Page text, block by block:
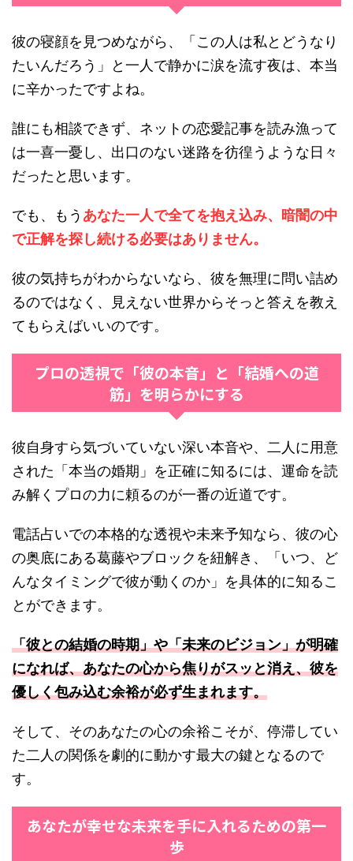
彼の寝顔を見つめながら、「この人は私とどうなり
たいんだろう」と一人で静かに涙を流す夜は、本当
に辛かったですよね。
誰にも相談できず、ネットの恋愛記事を読み漁って
は一喜一憂し、出口のない迷路を彷徨うような日々
だったと思います。
でも、もう あなた一人で全てを抱え込み、暗闇の中
で正解を探し続ける必要はありません。
彼の気持ちがわからないなら、彼を無理に問い詰め
るのではなく、見えない世界からそっと答えを教え
てもらえばいいのです。
プロの透視で「彼の本音」と「結婚への道
筋」を明らかにする
彼自身すら気づいていない深い本音や、二人に用意
された「本当の婚期」を正確に知るには、運命を読
み解くプロの力に頼るのが一番の近道です。
電話占いでの本格的な透視や未来予知なら、彼の心
の奥底にある葛藤やブロックを紐解き、「いつ、ど
んなタイミングで彼が動くのか」を具体的に知るこ
とができます。
「彼との結婚の時期」や「未来のビジョン」が明確
になれば、あなたの心から焦りがスッと消え、彼を
優しく包み込む余裕が必ず生まれます。
そして、そのあなたの心の余裕こそが、停滞してい
た二人の関係を劇的に動かす最大の鍵となるので
す。
あなたが幸せな未来を手に入れるための第一
歩